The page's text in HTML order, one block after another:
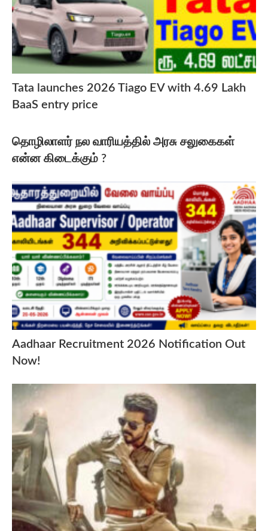
Tata launches 2026 Tiago EV with 4.69 Lakh
BaaS entry price
தொழிலாளர் நல வாரியத்தில் அரசு சலுகைகள்
என்ன கிடைக்கும் ?
Aadhaar Recruitment 2026 Notification Out
Now!